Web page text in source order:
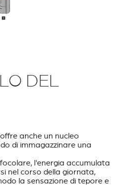
DEL
anche un nucleo
di immagazzinare una
l'energia accumulata
nel corso della giornata,
la sensazione di tepore e